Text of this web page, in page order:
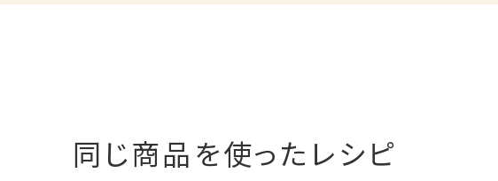
同じ商品を使ったレシピ